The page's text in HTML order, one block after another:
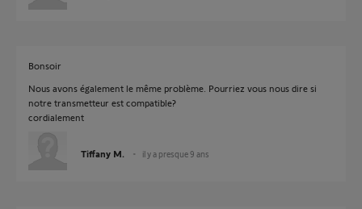
Bonsoir
Nous avons également le même problème. Pourriez vous nous dire si
notre transmetteur est compatible?
cordialement
Tiffany M. il y a presque 9 ans